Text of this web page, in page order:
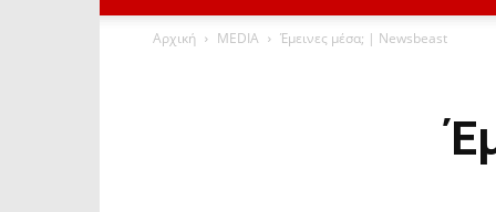
Αρχική MEDIA Έμεινες μέσα; | Newsbeast